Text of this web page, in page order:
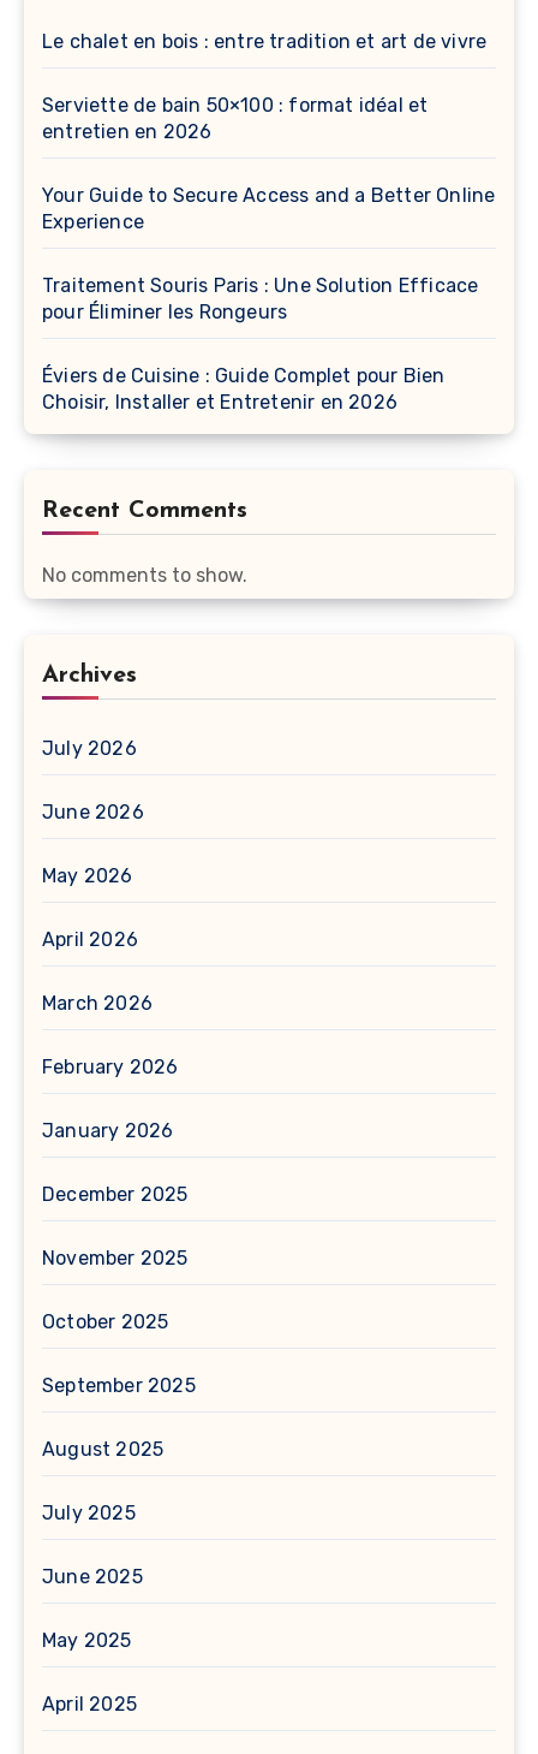
Le chalet en bois : entre tradition et art de vivre
Serviette de bain 50×100 : format idéal et
entretien en 2026
Your Guide to Secure Access and a Better Online
Experience
Traitement Souris Paris : Une Solution Efficace
pour Éliminer les Rongeurs
Éviers de Cuisine : Guide Complet pour Bien
Choisir, Installer et Entretenir en 2026
Recent Comments
No comments to show.
Archives
July 2026
June 2026
May 2026
April 2026
March 2026
February 2026
January 2026
December 2025
November 2025
October 2025
September 2025
August 2025
July 2025
June 2025
May 2025
April 2025